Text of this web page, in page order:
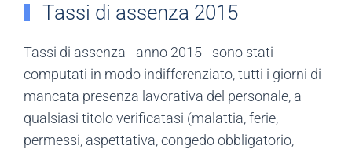
Tassi di assenza 2015
Tassi di assenza - anno 2015 - sono stati
computati in modo indifferenziato, tutti i giorni di
mancata presenza lavorativa del personale, a
qualsiasi titolo verificatasi (malattia, ferie,
permessi, aspettativa, congedo obbligatorio,